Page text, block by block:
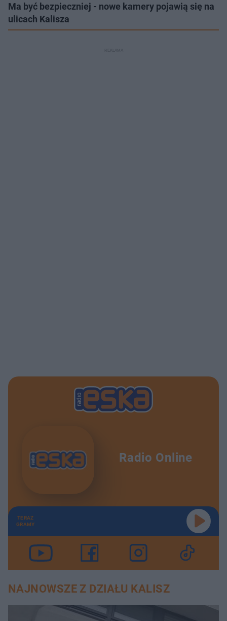
Ma być bezpieczniej - nowe kamery pojawią się na
ulicach Kalisza
Radio Online
TERAZ
GRAMY
NAJNOWSZE Z DZIAŁU KALISZ